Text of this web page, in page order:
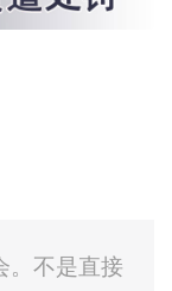
。不是直接